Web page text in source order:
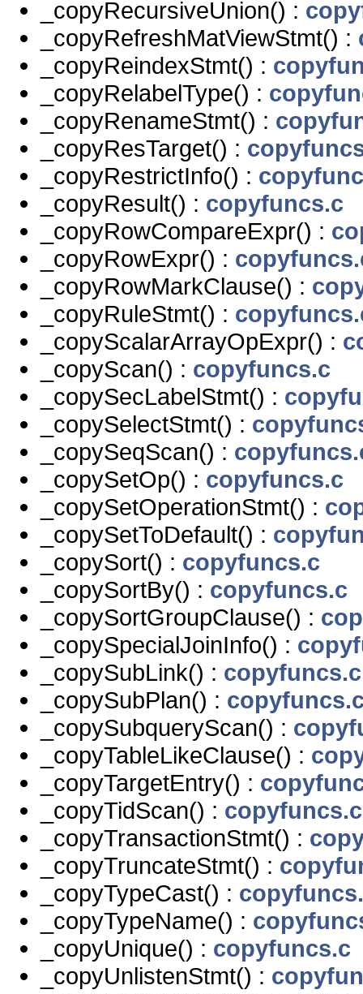
_copyRecursiveUnion() :
_copyRefreshMatViewStmt() :
_copyReindexStmt() :
_copyRelabelType() :
_copyRenameStmt() :
_copyResTarget() :
_copyRestrictInfo() :
_copyResult() : copyfuncs.c
_copyRowCompareExpr() :
_copyRowExpr() :
_copyRowMarkClause() :
_copyRuleStmt() :
_copyScalarArrayOpExpr() :
_copyScan() : copyfuncs.c
_copySecLabelStmt() :
_copySelectStmt() :
_copySeqScan() :
_copySetOp() : copyfuncs.c
_copySetOperationStmt() :
_copySetToDefault() :
_copySort() : copyfuncs.c
_copySortBy() : copyfuncs.c
_copySortGroupClause() :
_copySpecialJoinInfo() :
_copySubLink() : copyfuncs.c
_copySubPlan() :
_copySubqueryScan() :
_copyTableLikeClause() :
_copyTargetEntry() :
_copyTidScan() : copyfuncs.c
_copyTransactionStmt() :
_copyTruncateStmt() :
_copyTypeCast() :
_copyTypeName() :
_copyUnique() : copyfuncs.c
_copyUnlistenStmt() :